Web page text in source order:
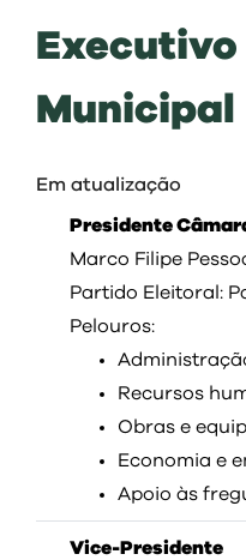
viver
visit
Executivo
Municipal
Em atualização
Presidente
Marco Filipe
Partido Eleitoral:
Pelouros:
Recursos
Obras e
Economia e
Apoio às
Vice-Presidente